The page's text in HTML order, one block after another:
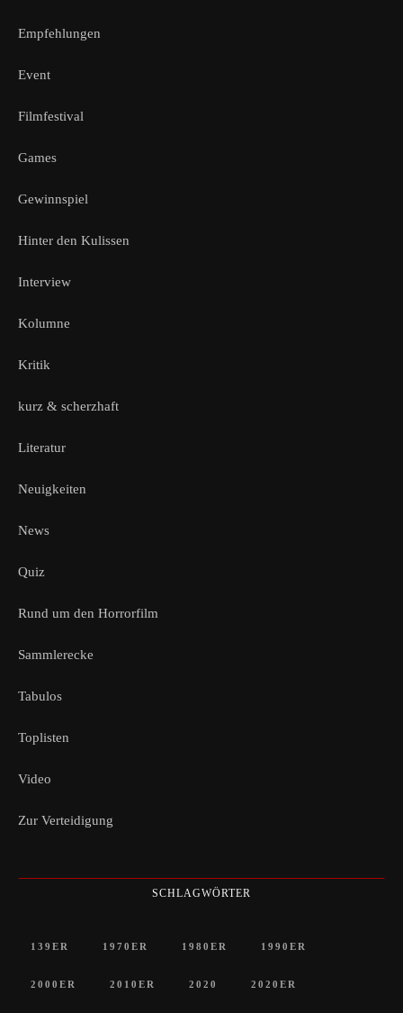
Empfehlungen
Event
Filmfestival
Games
Gewinnspiel
Hinter den Kulissen
Interview
Kolumne
Kritik
kurz & scherzhaft
Literatur
Neuigkeiten
News
Quiz
Rund um den Horrorfilm
Sammlerecke
Tabulos
Toplisten
Video
Zur Verteidigung
SCHLAGWÖRTER
139ER 1970ER 1980ER 1990ER
2000ER 2010ER 2020 2020ER